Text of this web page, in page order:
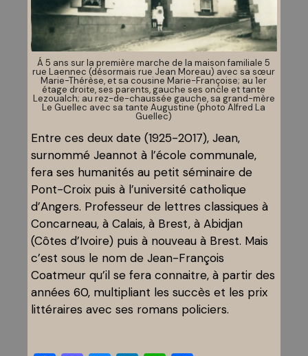
Á 5 ans sur la première marche de la maison familiale 5
rue Laennec (désormais rue Jean Moreau) avec sa sœur
Marie-Thérèse, et sa cousine Marie-Françoise; au 1er
étage droite, ses parents, gauche ses oncle et tante
Lezoualch; au rez-de-chaussée gauche, sa grand-mère
Le Guellec avec sa tante Augustine (photo Alfred La
Guellec)
Entre ces deux date (1925-2017), Jean,
surnommé Jeannot à l’école communale,
fera ses humanités au petit séminaire de
Pont-Croix puis à l’université catholique
d’Angers. Professeur de lettres classiques à
Concarneau, à Calais, à Brest, à Abidjan
(Côtes d’Ivoire) puis à nouveau à Brest. Mais
c’est sous le nom de Jean-François
Coatmeur qu’il se fera connaitre, à partir des
années 60, multipliant les succès et les prix
littéraires avec ses romans policiers.